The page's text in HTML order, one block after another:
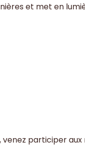
et met en
participer aux